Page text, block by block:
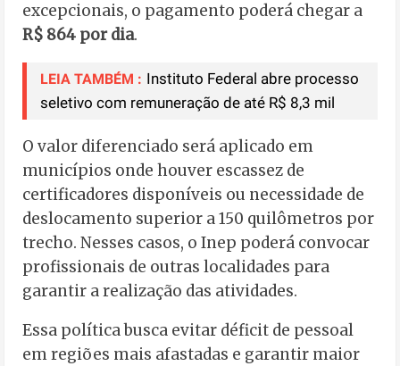
excepcionais, o pagamento poderá chegar a
R$ 864 por dia.
LEIA TAMBÉM : Instituto Federal abre processo
seletivo com remuneração de até R$ 8,3 mil
O valor diferenciado será aplicado em
municípios onde houver escassez de
certificadores disponíveis ou necessidade de
deslocamento superior a 150 quilômetros por
trecho. Nesses casos, o Inep poderá convocar
profissionais de outras localidades para
garantir a realização das atividades.
Essa política busca evitar déficit de pessoal
em regiões mais afastadas e garantir maior